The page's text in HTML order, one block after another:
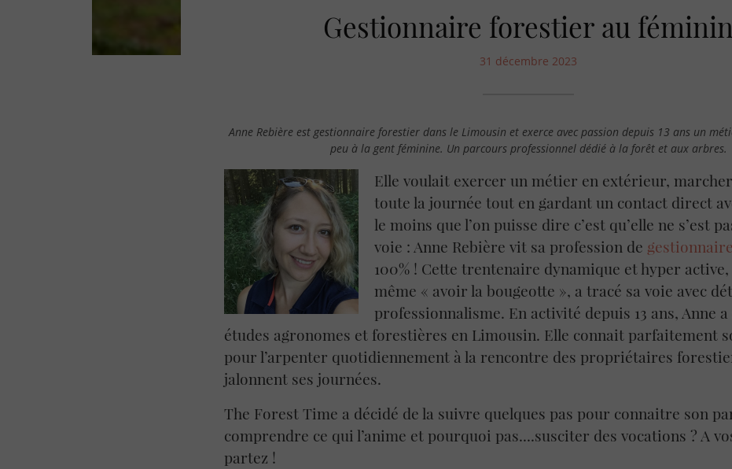
Gestionnaire forestier au féminin
31 décembre 2023
Anne Rebière est gestionnaire forestier dans le Limousin et exerce avec passion depuis 13 ans un
peu à la gent féminine. Un parcours professionnel dédié à la forêt et aux arbres.
Elle voulait exercer un métier en extérieur,
toute la journée tout en gardant un contact direct
le moins que l’on puisse dire c’est qu’elle ne s’est
voie : Anne Rebière vit sa profession de
100% ! Cette trentenaire dynamique et hyper
même « avoir la bougeotte », a tracé sa voie avec
professionnalisme. En activité depuis 13 ans, Anne
études agronomes et forestières en Limousin. Elle connait parfaitement
pour l’arpenter quotidiennement à la rencontre des propriétaires
jalonnent ses journées.
The Forest Time a décidé de la suivre quelques pas pour connaitre son
comprendre ce qui l’anime et pourquoi pas....susciter des vocations ? A
partez !